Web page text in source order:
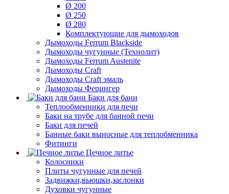
Ø 200
Ø 250
Ø 280
Комплектующие для дымоходов
Дымоходы Ferrum Blackside
Дымоходы чугунные (Технолит)
Дымоходы Ferrum Austenite
Дымоходы Craft
Дымоходы Craft эмаль
Дымоходы Ферингер
Баки для бани
Теплообменники для печи
Баки на трубе для банной печи
Баки для печей
Банные баки выносные для теплобменника
Фитинги
Печное литье
Колосники
Плиты чугунные для печей
Задвижки,вьюшки,заслонки
Духовки чугунные